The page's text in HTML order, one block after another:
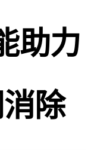
助力
除